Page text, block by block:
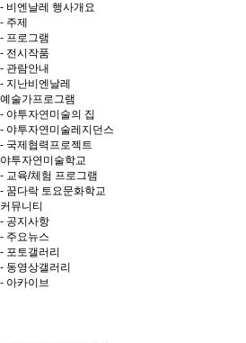
- 비엔날레 행사개요
- 주제
- 프로그램
- 전시작품
- 관람안내
- 지난비엔날레
예술가프로그램
- 야투자연미술의 집
- 야투자연미술레지던스
- 국제협력프로젝트
야투자연미술학교
- 교육/체험 프로그램
- 꿈다락 토요문화학교
커뮤니티
- 공지사항
- 주요뉴스
- 포토갤러리
- 동영상갤러리
- 아카이브